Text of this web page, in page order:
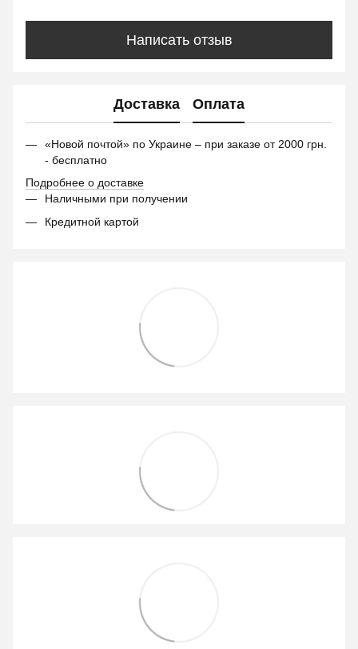
Написать отзыв
Доставка Оплата
«Новой почтой» по Украине – при заказе от 2000 грн.
- бесплатно
Подробнее о доставке
Наличными при получении
Кредитной картой